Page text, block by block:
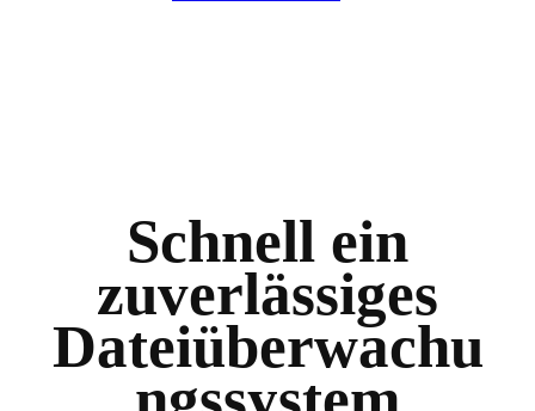
Schnell ein
zuverlässiges
Dateiüberwachu